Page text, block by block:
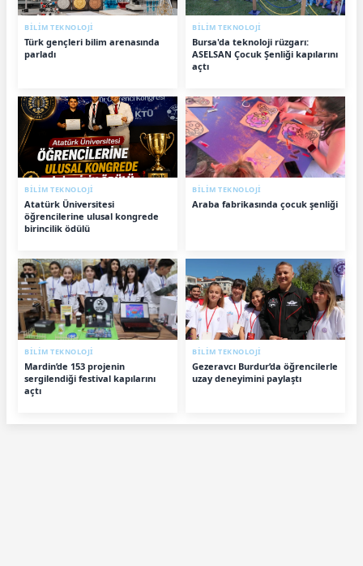
BİLİM TEKNOLOJİ
Türk gençleri bilim arenasında
parladı
BİLİM TEKNOLOJİ
Bursa'da teknoloji rüzgarı:
ASELSAN Çocuk Şenliği kapılarını
açtı
BİLİM TEKNOLOJİ
Atatürk Üniversitesi
öğrencilerine ulusal kongrede
birincilik ödülü
BİLİM TEKNOLOJİ
Araba fabrikasında çocuk şenliği
BİLİM TEKNOLOJİ
Mardin’de 153 projenin
sergilendiği festival kapılarını
açtı
BİLİM TEKNOLOJİ
Gezeravcı Burdur’da öğrencilerle
uzay deneyimini paylaştı